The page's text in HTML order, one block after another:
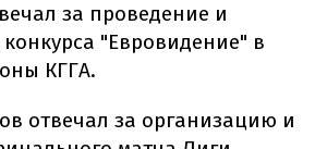
за проведение и
"Евровидение" в
КГГА.
отвечал за организацию и